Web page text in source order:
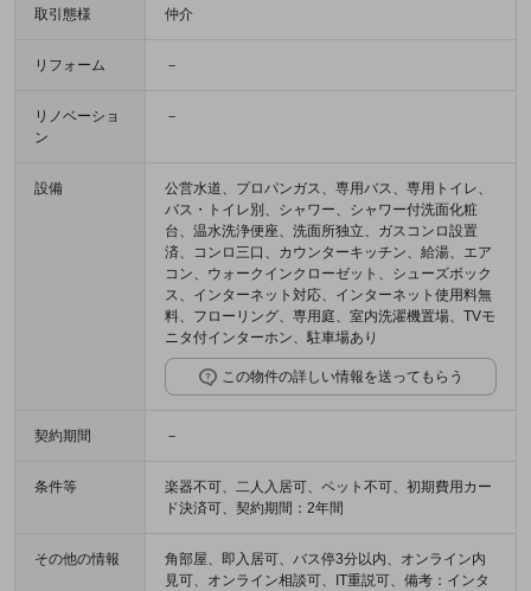
取引態様 仲介
リフォーム －
リノベーショ
ン
－
設備
公営水道、プロパンガス、専用バス、専用トイレ、
バス・トイレ別、シャワー、シャワー付洗面化粧
台、温水洗浄便座、洗面所独立、ガスコンロ設置
済、コンロ三口、カウンターキッチン、給湯、エア
コン、ウォークインクローゼット、シューズボック
ス、インターネット対応、インターネット使用料無
料、フローリング、専用庭、室内洗濯機置場、TVモ
ニタ付インターホン、駐車場あり
この物件の詳しい情報を送ってもらう
契約期間 －
条件等
楽器不可、二人入居可、ペット不可、初期費用カー
ド決済可、契約期間：2年間
その他の情報
角部屋、即入居可、バス停3分以内、オンライン内
見可、オンライン相談可、IT重説可、備考：インタ